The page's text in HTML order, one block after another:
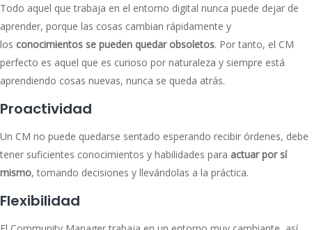
Todo aquel que trabaja en el entorno digital nunca puede dejar de
aprender, porque las cosas cambian rápidamente y
los conocimientos se pueden quedar obsoletos. Por tanto, el CM
perfecto es aquel que es curioso por naturaleza y siempre está
aprendiendo cosas nuevas, nunca se queda atrás.
Proactividad
Un CM no puede quedarse sentado esperando recibir órdenes, debe
tener suficientes conocimientos y habilidades para actuar por sí
mismo, tomando decisiones y llevándolas a la práctica.
Flexibilidad